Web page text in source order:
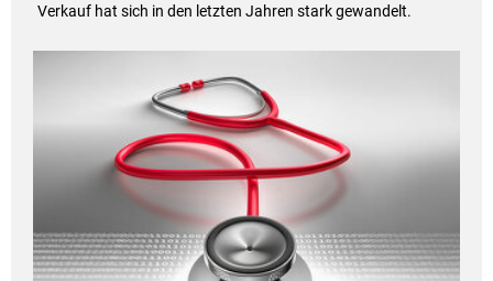
Verkauf hat sich in den letzten Jahren stark gewandelt.